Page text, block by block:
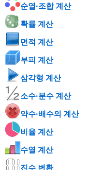
순열·조합 계산
확률 계산
면적 계산
부피 계산
삼각형 계산
소수·분수 계산
약수·배수의 계산
비율 계산
수열 계산
진수 변환